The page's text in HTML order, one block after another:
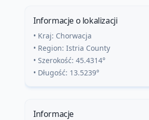
Informacje o lokalizacji
• Kraj: Chorwacja
• Region: Istria County
• Szerokość: 45.4314°
• Długość: 13.5239°
Informacje